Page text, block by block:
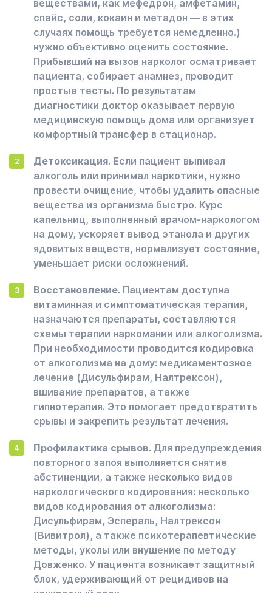
веществами, как мефедрон, амфетамин,
спайс, соли, кокаин и метадон — в этих
случаях помощь требуется немедленно.)
нужно объективно оценить состояние.
Прибывший на вызов нарколог осматривает
пациента, собирает анамнез, проводит
простые тесты. По результатам
диагностики доктор оказывает первую
медицинскую помощь дома или организует
комфортный трансфер в стационар.
Детоксикация. Если пациент выпивал
алкоголь или принимал наркотики, нужно
провести очищение, чтобы удалить опасные
вещества из организма быстро. Курс
капельниц, выполненный врачом-наркологом
на дому, ускоряет вывод этанола и других
ядовитых веществ, нормализует состояние,
уменьшает риски осложнений.
Восстановление. Пациентам доступна
витаминная и симптоматическая терапия,
назначаются препараты, составляются
схемы терапии наркомании или алкоголизма.
При необходимости проводится кодировка
от алкоголизма на дому: медикаментозное
лечение (Дисульфирам, Налтрексон),
вшивание препаратов, а также
гипнотерапия. Это помогает предотвратить
срывы и закрепить результат лечения.
Профилактика срывов. Для предупреждения
повторного запоя выполняется снятие
абстиненции, а также несколько видов
наркологического кодирования: несколько
видов кодирования от алкоголизма:
Дисульфирам, Эспераль, Налтрексон
(Вивитрол), а также психотерапевтические
методы, уколы или внушение по методу
Довженко. У пациента возникает защитный
блок, удерживающий от рецидивов на